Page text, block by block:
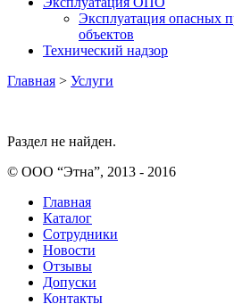
Эксплуатация опасных
объектов
Технический надзор
Главная > Услуги
Раздел не найден.
© ООО “Этна”, 2013 - 2016
Главная
Каталог
Сотрудники
Новости
Отзывы
Допуски
Контакты